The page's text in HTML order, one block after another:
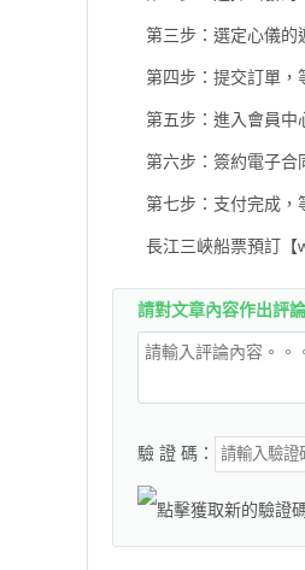
第三步：選定心儀的
第四步：提交訂單，
第五步：進入會員中
第六步：簽約電子合
第七步：支付完成，
長江三峽船票預訂【
請對文章內容作出評論
驗 證 碼：